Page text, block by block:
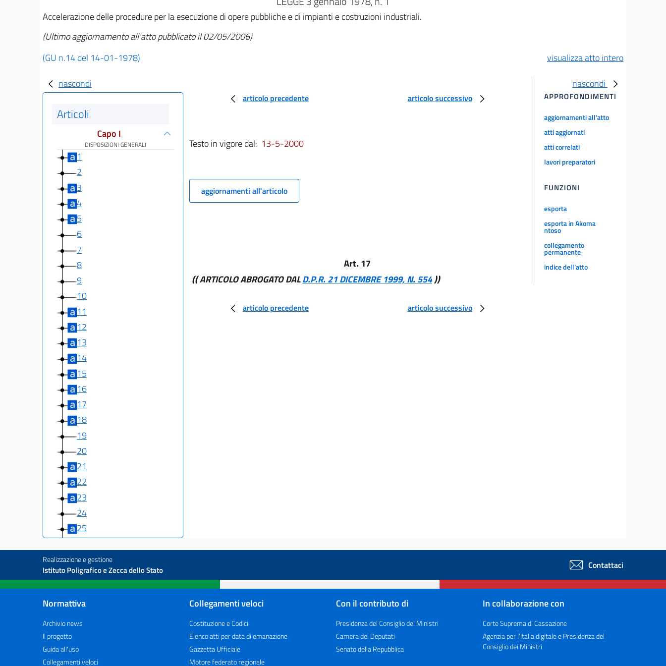
Accelerazione delle procedure per la esecuzione di opere pubbliche e di impianti e costruzioni industriali.
(Ultimo aggiornamento all'atto pubblicato il 02/05/2006)
(GU n.14 del 14-01-1978)
visualizza atto intero
nascondi
Articoli
Capo I
DISPOSIZIONI GENERALI
1
2
3
4
5
6
7
8
9
10
11
12
13
14
15
16
17
18
19
20
21
22
23
24
25
27
28
29
30
32
articolo precedente articolo successivo
Testo in vigore dal: 13-5-2000
aggiornamenti all'articolo
Art. 17
(( ARTICOLO ABROGATO DALD.P.R. 21 DICEMBRE 1999, N. 554))
articolo precedente articolo successivo
nascondi
APPROFONDIMENTI
aggiornamenti all'atto
atti aggiornati
atti correlati
lavori preparatori
FUNZIONI
esporta
esporta in Akoma
ntoso
collegamento
permanente
indice dell'atto
Realizzazione e gestione
Istituto Poligrafico e Zecca dello Stato Contattaci
Normattiva
Archivio news
Il progetto
Guida all'uso
Collegamenti veloci
Collegamenti veloci
Costituzione e Codici
Elenco atti per data di emanazione
Gazzetta Ufficiale
Motore federato regionale
Con il contributo di
Presidenza del Consiglio dei Ministri
Camera dei Deputati
Senato della Repubblica
In collaborazione con
Corte Suprema di Cassazione
Agenzia per l’Italia digitale e Presidenza del
Consiglio dei Ministri